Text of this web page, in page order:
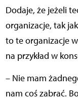
Dodaje, że jeżeli
organizacje, tak
to te organizacje
na przykład w
– Nie mam
nam coś zabrać.